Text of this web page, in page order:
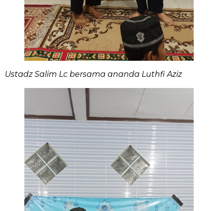
Ustadz Salim Lc bersama ananda Luthfi Aziz